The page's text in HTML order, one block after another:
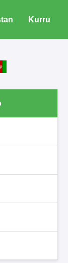
Kurru